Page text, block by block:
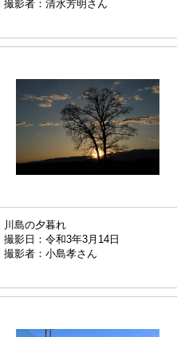
撮影者：清水芳明さん
川島の夕暮れ
撮影日：令和3年3月14日
撮影者：小島孝さん